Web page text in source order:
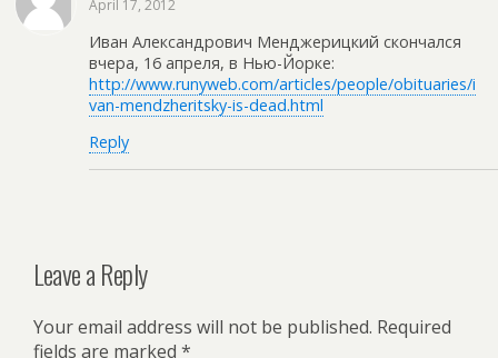
April 17, 2012
Иван Александрович Менджерицкий скончался
вчера, 16 апреля, в Нью-Йорке:
http://www.runyweb.com/articles/people/obituaries/i
van-mendzheritsky-is-dead.html
Reply
Leave a Reply
Your email address will not be published. Required
fields are marked *